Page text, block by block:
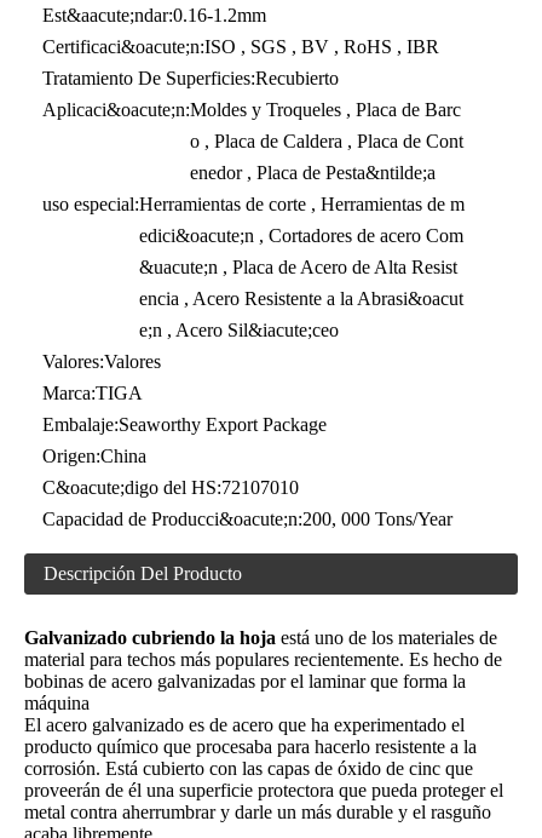
Est&aacute;ndar:0.16-1.2mm
Certificaci&oacute;n:ISO , SGS , BV , RoHS , IBR
Tratamiento De Superficies:Recubierto
Aplicaci&oacute;n:Moldes y Troqueles , Placa de Barc
o , Placa de Caldera , Placa de Cont
enedor , Placa de Pesta&ntilde;a
uso especial:Herramientas de corte , Herramientas de m
edici&oacute;n , Cortadores de acero Com
&uacute;n , Placa de Acero de Alta Resist
encia , Acero Resistente a la Abrasi&oacut
e;n , Acero Sil&iacute;ceo
Valores:Valores
Marca:TIGA
Embalaje:Seaworthy Export Package
Origen:China
C&oacute;digo del HS:72107010
Capacidad de Producci&oacute;n:200, 000 Tons/Year
Descripción Del Producto
Galvanizado cubriendo la hoja está uno de los materiales de
material para techos más populares recientemente. Es hecho de
bobinas de acero galvanizadas por el laminar que forma la
máquina
El acero galvanizado es de acero que ha experimentado el
producto químico que procesaba para hacerlo resistente a la
corrosión. Está cubierto con las capas de óxido de cinc que
proveerán de él una superficie protectora que pueda proteger el
metal contra aherrumbrar y darle un más durable y el rasguño